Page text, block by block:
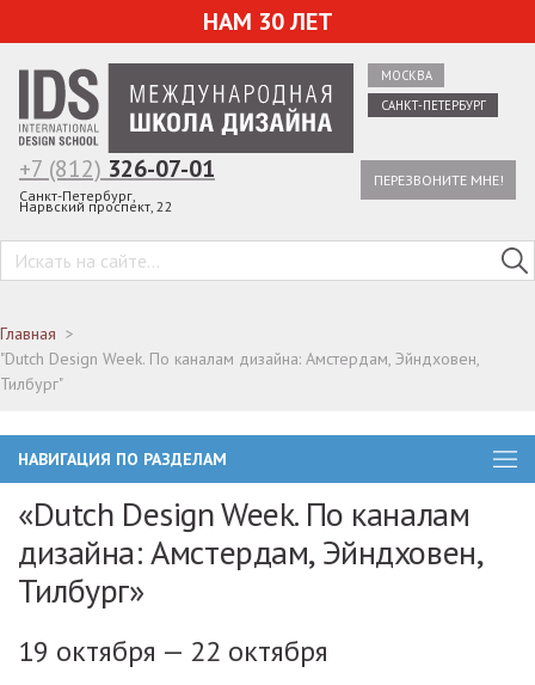
НАМ 30 ЛЕТ
МОСКВА
САНКТ-ПЕТЕРБУРГ
ПЕРЕЗВОНИТЕ МНЕ!
+7 (812) 326-07-01
Санкт-Петербург,
Нарвский проспект, 22
Главная
"Dutch Design Week. По каналам дизайна: Амстердам, Эйндховен,
Тилбург"
НАВИГАЦИЯ ПО РАЗДЕЛАМ
«Dutch Design Week. По каналам
дизайна: Амстердам, Эйндховен,
Тилбург»
19 октября — 22 октября